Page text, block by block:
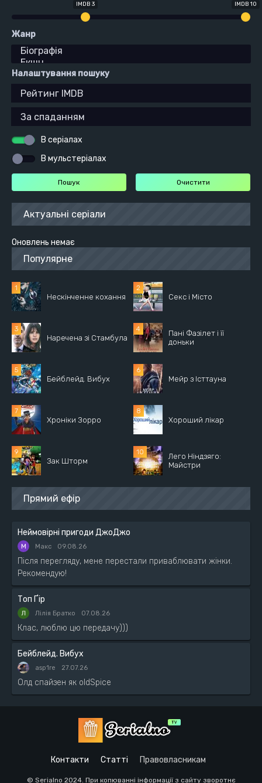
IMDB 3 IMDB 10
Жанр
Налаштування пошуку
В серіалах
В мульстеріалах
Актуальні серіали
Оновлень немає
Популярне
Нескінченне кохання Секс і Місто
Наречена зі Стамбула
Пані Фазілет і її
доньки
Бейблейд. Вибух Мейр з Істтауна
Хроніки Зорро Хороший лікар
Зак Шторм
Лего Ніндзяго:
Майстри
Прямий ефір
Неймовірні пригоди ДжоДжо
М Макс 09.08.26
Після перегляду, мене перестали приваблювати жінки.
Рекомендую!
Топ Ґір
Лілія Братко 07.08.26
Клас, люблю цю передачу)))
Бейблейд. Вибух
asp1re 27.07.26
Олд спайзен як oldSpice
Контакти Статті Правовласникам
© Serialno 2024. При копюванні інформації з сайту зворотнє